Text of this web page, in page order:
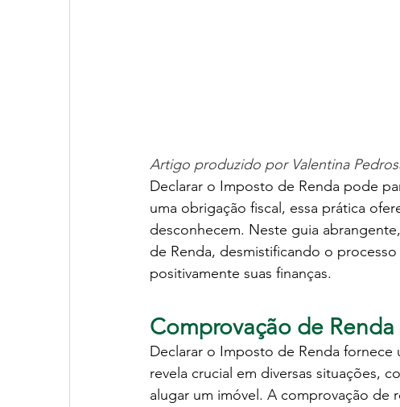
Artigo produzido por Valentina
Declarar o Imposto de Renda pode
uma obrigação fiscal, essa prática
desconhecem. Neste guia
de Renda, desmistificando o
positivamente suas finanças.
Comprovação de Renda
Declarar o Imposto de Renda
revela crucial em diversas situações,
alugar um imóvel. A comprovação de